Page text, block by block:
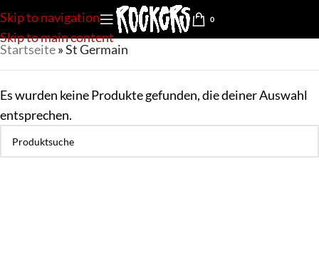
Skip to navigation
Skip to main content
0
Startseite»St Germain
Es wurden keine Produkte gefunden, die deiner Auswahl
entsprechen.